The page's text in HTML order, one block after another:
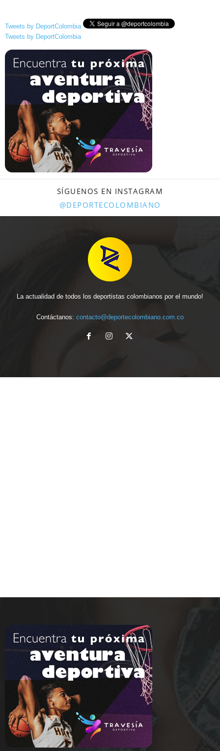
Tweets by DeportColombia
Tweets by DeportColombia
SÍGUENOS EN INSTAGRAM
@DEPORTECOLOMBIANO
La actualidad de todos los deportistas colombianos por el mundo!
Contáctanos: contacto@deportecolombiano.com.co